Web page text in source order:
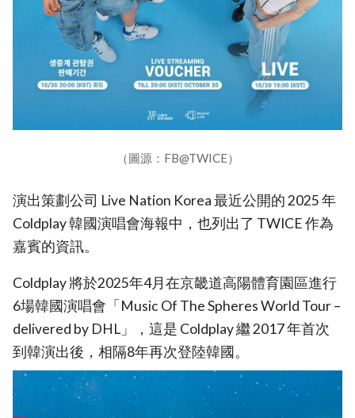
（圖源：FB@TWICE）
演出策劃公司 Live Nation Korea 最近公開的 2025 年
Coldplay 韓國演唱會海報中，也列出了 TWICE 作為
嘉賓的資訊。
Coldplay 將於2025年4月在京畿道高陽體育園區進行
6場韓國演唱會「Music Of The Spheres World Tour –
delivered by DHL」，這是 Coldplay 繼 2017 年首次
到韓演出後，相隔8年再次登陸韓國。